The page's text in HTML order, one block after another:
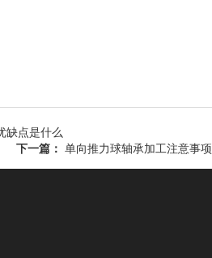
缺点是什么
下一篇： 单向推力球轴承加工注意事项